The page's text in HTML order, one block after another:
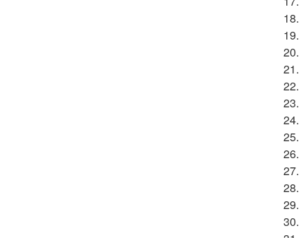
18.
19.
20.
21.
22.
23.
24.
25.
26.
27.
28.
29.
30.